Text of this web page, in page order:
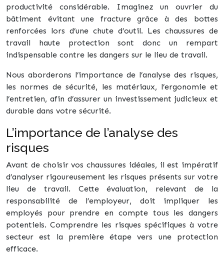
productivité considérable. Imaginez un ouvrier du
bâtiment évitant une fracture grâce à des bottes
renforcées lors d’une chute d’outil. Les chaussures de
travail haute protection sont donc un rempart
indispensable contre les dangers sur le lieu de travail.
Nous aborderons l’importance de l’analyse des risques,
les normes de sécurité, les matériaux, l’ergonomie et
l’entretien, afin d’assurer un investissement judicieux et
durable dans votre sécurité.
L’importance de l’analyse des
risques
Avant de choisir vos chaussures idéales, il est impératif
d’analyser rigoureusement les risques présents sur votre
lieu de travail. Cette évaluation, relevant de la
responsabilité de l’employeur, doit impliquer les
employés pour prendre en compte tous les dangers
potentiels. Comprendre les risques spécifiques à votre
secteur est la première étape vers une protection
efficace.